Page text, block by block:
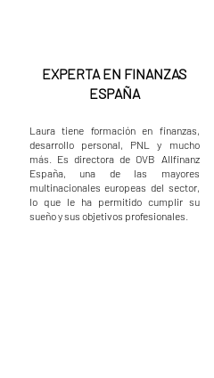
EXPERTA EN FINANZAS
ESPAÑA​
Laura tiene formación en finanzas,
desarrollo personal, PNL y mucho
más. Es directora de OVB Allfinanz
España, una de las mayores
multinacionales europeas del sector,
lo que le ha permitido cumplir su
sueño y sus objetivos profesionales.